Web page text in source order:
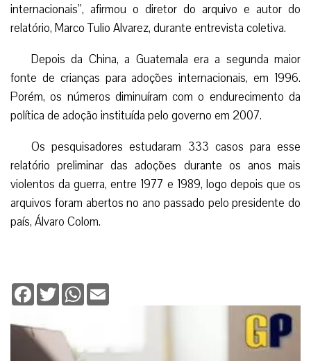
internacionais”, afirmou o diretor do arquivo e autor do
relatório, Marco Tulio Alvarez, durante entrevista coletiva.
Depois da China, a Guatemala era a segunda maior
fonte de crianças para adoções internacionais, em 1996.
Porém, os números diminuíram com o endurecimento da
política de adoção instituída pelo governo em 2007.
Os pesquisadores estudaram 333 casos para esse
relatório preliminar das adoções durante os anos mais
violentos da guerra, entre 1977 e 1989, logo depois que os
arquivos foram abertos no ano passado pelo presidente do
país, Álvaro Colom.
Facebook
TwitterWhatsApp